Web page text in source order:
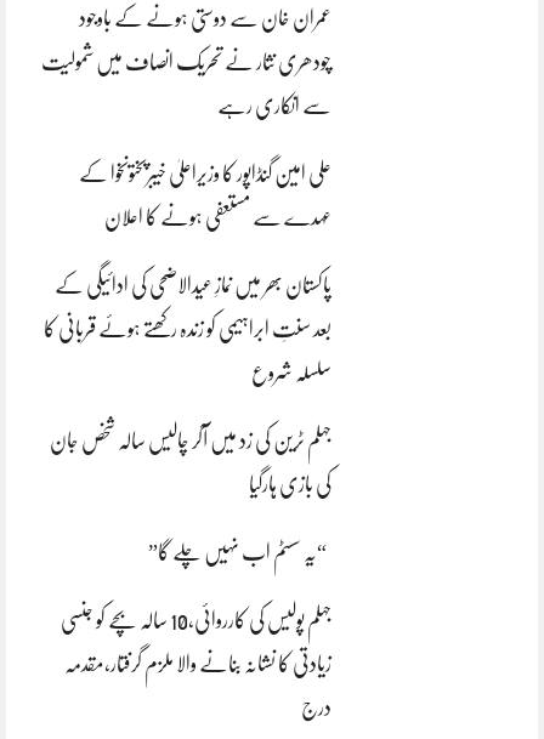
عمران خان سے دوستی ہونے کے باوجود
چودھری نثار نے تحریک انصاف میں شمولیت
سے انکاری رہے
علی امین گنڈاپور کا وزیراعلیٰ خیبرپختونخوا کے
عہدے سے مستعفی ہونے کا اعلان
پاکستان بھر میں نمازِ عیدالاضحی کی ادائیگی کے
بعد سنتِ ابراہیمی کو زندہ رکھتے ہوئے قربانی کا
سلسلہ شروع
جہلم ٹرین کی زد میں آکر چالیس سالہ شخص جان
کی بازی ہارگیا
“یہ سسٹم اب نہیں چلے گا”
جہلم پولیس کی کارروائی،10 سالہ بچے کو جنسی
زیادتی کا نشانہ بنانے والا ملزم گرفتار،مقدمہ
درج